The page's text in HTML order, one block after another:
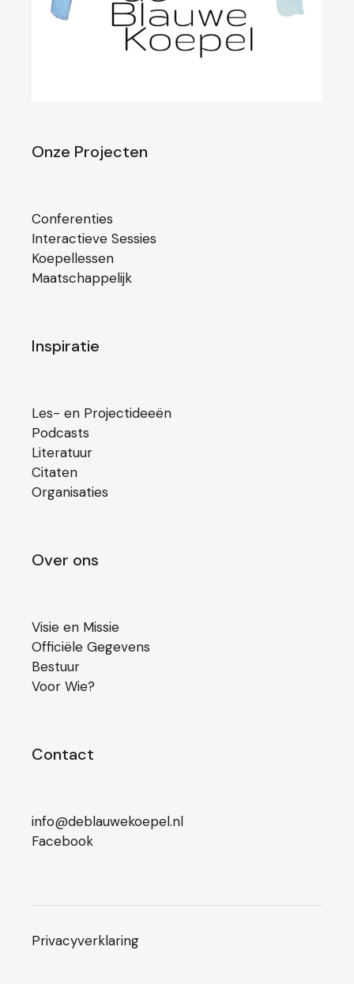
Onze Projecten
Conferenties
Interactieve Sessies
Koepellessen
Maatschappelijk
Inspiratie
Les- en Projectideeën
Podcasts
Literatuur
Citaten
Organisaties
Over ons
Visie en Missie
Officiële Gegevens
Bestuur
Voor Wie?
Contact
info@deblauwekoepel.nl
Facebook
Privacyverklaring